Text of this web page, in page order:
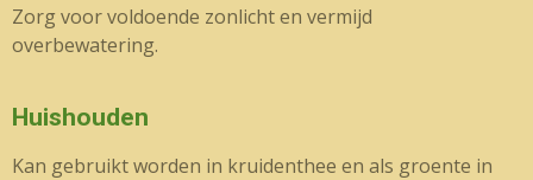
Zorg voor voldoende zonlicht en vermijd
overbewatering.
Huishouden
Kan gebruikt worden in kruidenthee en als groente in